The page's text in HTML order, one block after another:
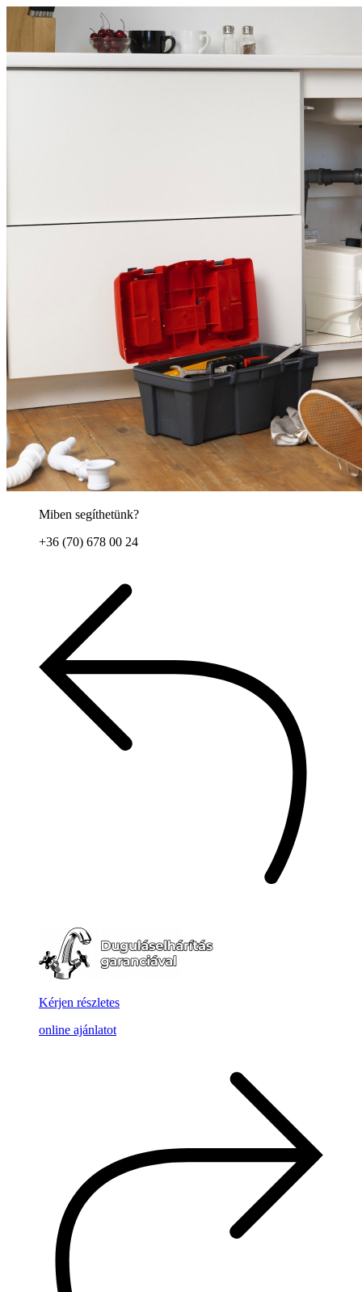
Miben segíthetünk?
+36 (70) 678 00 24
Kérjen részletes
online ajánlatot